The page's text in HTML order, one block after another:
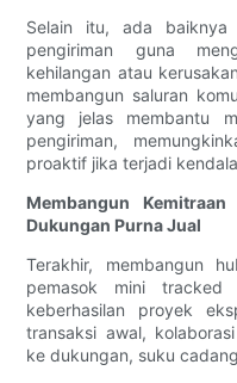
Selain itu, ada baiknya
pengiriman guna
kehilangan atau
membangun saluran
yang jelas membantu
pengiriman,
proaktif jika terjadi
Membangun
Dukungan Purna Jual
Terakhir, membangun
pemasok mini
keberhasilan proyek
transaksi awal,
ke dukungan, suku